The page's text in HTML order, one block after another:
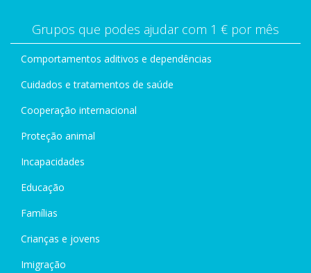
Grupos que podes ajudar com 1 € por mês
Comportamentos aditivos e dependências
Cuidados e tratamentos de saúde
Cooperação internacional
Proteção animal
Incapacidades
Educação
Famílias
Crianças e jovens
Imigração